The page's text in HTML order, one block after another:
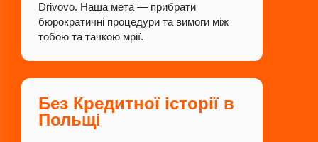
Drivovo. Наша мета — прибрати
бюрократичні процедури та вимоги між
тобою та тачкою мрії.
Без Кредитної історії в
Польщі